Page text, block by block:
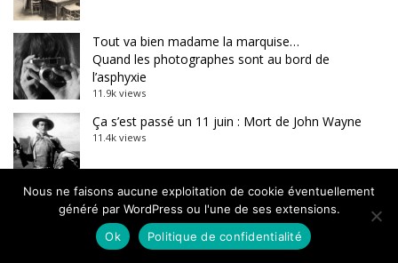
Tout va bien madame la marquise…
Quand les photographes sont au bord de
l’asphyxie
11.9k views
Ça s’est passé un 11 juin : Mort de John Wayne
11.4k views
Futur technicolor, une série de Benjamin Barda
10k views
Nous ne faisons aucune exploitation de cookie éventuellement
généré par WordPress ou l'une de ses extensions.
Ok
Politique de confidentialité